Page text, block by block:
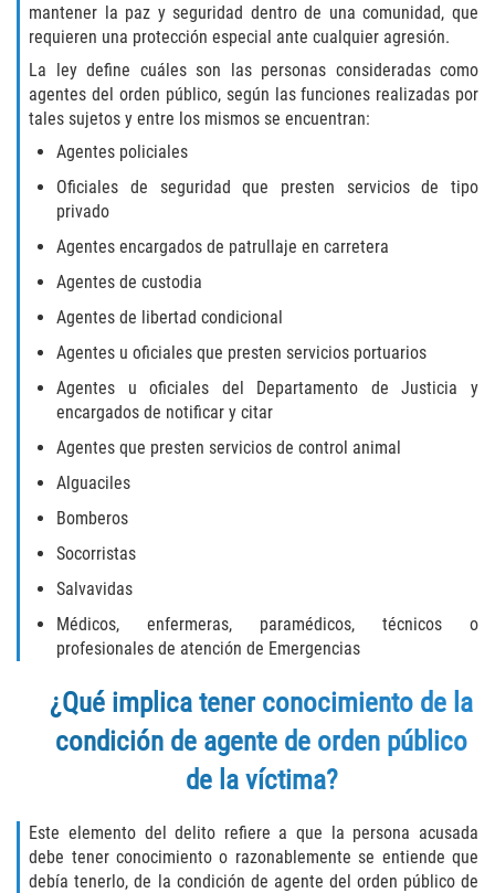
Portar un Arma de Fuego Cargada
Portar un Arma de Fuego Oculta
Delitos de Conducción
Suspendida
Homicidio Vehicular
Robo de Auto
Delitos de Cuello Blanco
Malversación de Fondos
Robo de Identidad
Falsificación o Alteración de una
Delitos de Drogas
mantener la paz y seguridad dentro de una comunidad, que
requieren una protección especial ante cualquier agresión.
La ley define cuáles son las personas consideradas como
agentes del orden público, según las funciones realizadas por
tales sujetos y entre los mismos se encuentran:
Agentes policiales
Oficiales de seguridad que presten servicios de tipo
privado
Agentes encargados de patrullaje en carretera
Agentes de custodia
Agentes de libertad condicional
Agentes u oficiales que presten servicios portuarios
Agentes u oficiales del Departamento de Justicia y
encargados de notificar y citar
Agentes que presten servicios de control animal
Alguaciles
Bomberos
Socorristas
Salvavidas
Médicos, enfermeras, paramédicos, técnicos o
profesionales de atención de Emergencias
¿Qué implica tener conocimiento de la
condición de agente de orden público
de la víctima?
Este elemento del delito refiere a que la persona acusada
debe tener conocimiento o razonablemente se entiende que
debía tenerlo, de la condición de agente del orden público de